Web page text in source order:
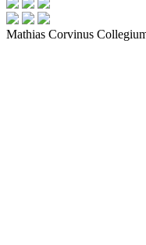
Mathias Corvinus